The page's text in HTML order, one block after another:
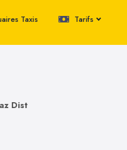
Taxis Tarifs
Dist